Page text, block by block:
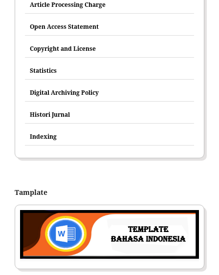
Article Processing Charge
Open Access Statement
Copyright and License
Statistics
Digital Archiving Policy
Histori Jurnal
Indexing
Tamplate